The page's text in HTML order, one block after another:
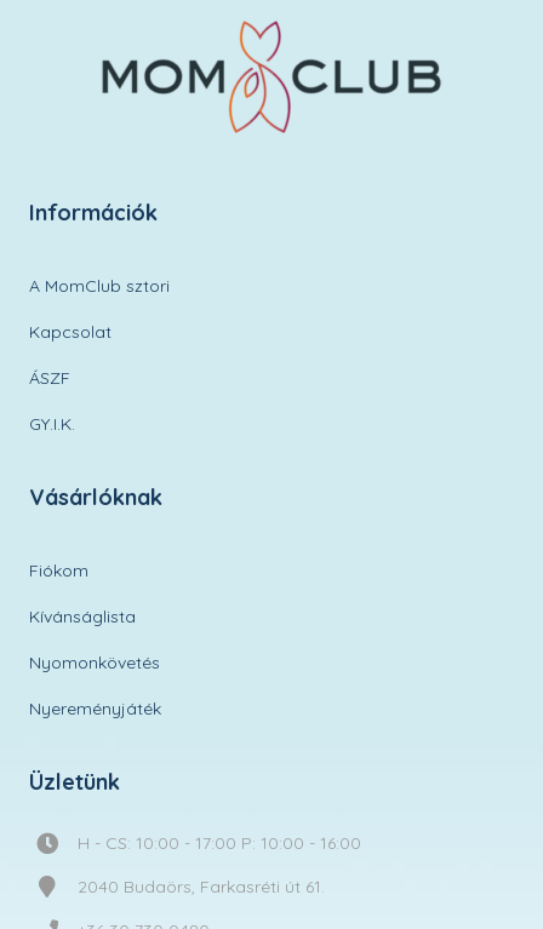
Információk
A MomClub sztori
Kapcsolat
ÁSZF
GY.I.K.
Vásárlóknak
Fiókom
Kívánságlista
Nyomonkövetés
Nyereményjáték
Üzletünk
H - CS: 10:00 - 17:00 P: 10:00 - 16:00
2040 Budaörs, Farkasréti út 61.